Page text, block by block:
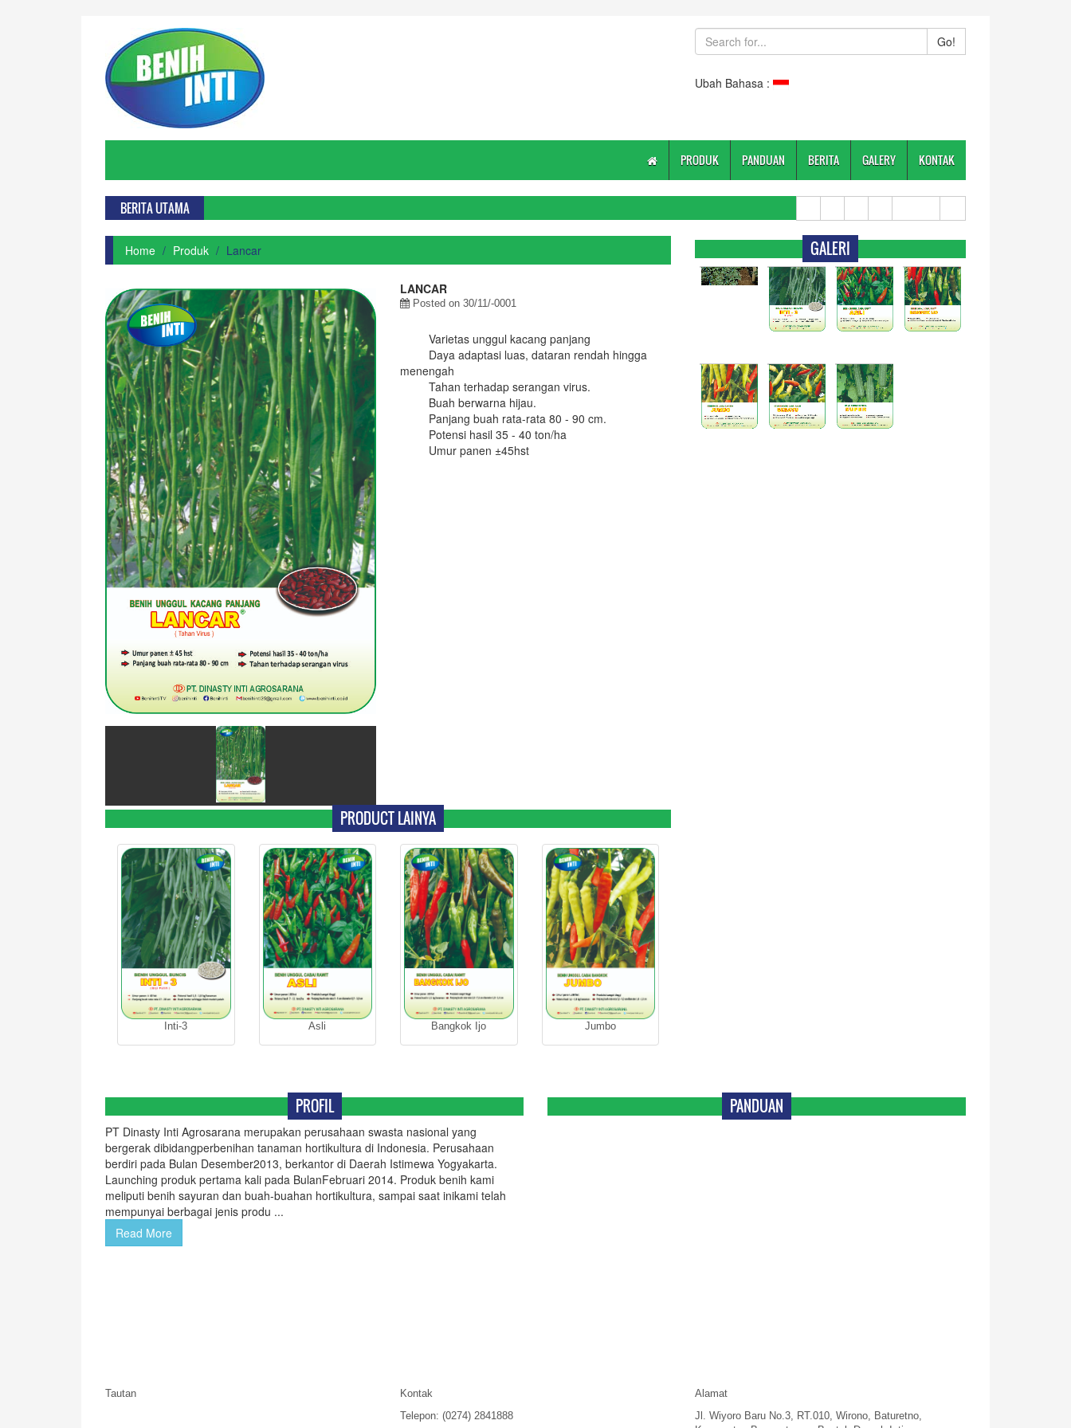
Go!
Ubah Bahasa :
PRODUK PANDUAN BERITA GALERY KONTAK
BERITA UTAMA
Home Produk Lancar
LANCAR
Posted on 30/11/-0001
Varietas unggul kacang panjang
Daya adaptasi luas, dataran rendah hingga
menengah
Tahan terhadap serangan virus.
Buah berwarna hijau.
Panjang buah rata-rata 80 - 90 cm.
Potensi hasil 35 - 40 ton/ha
Umur panen ±45hst
PRODUCT LAINYA
Inti-3 Asli Bangkok Ijo Jumbo
GALERI
PROFIL
PT Dinasty Inti Agrosarana merupakan perusahaan swasta nasional yang
bergerak dibidangperbenihan tanaman hortikultura di Indonesia. Perusahaan
berdiri pada Bulan Desember2013, berkantor di Daerah Istimewa Yogyakarta.
Launching produk pertama kali pada BulanFebruari 2014. Produk benih kami
meliputi benih sayuran dan buah-buahan hortikultura, sampai saat inikami telah
mempunyai berbagai jenis produ ...
Read More
PANDUAN
Tautan
Kontak
Telepon: (0274) 2841888
Alamat
Jl. Wiyoro Baru No.3, RT.010, Wirono, Baturetno,